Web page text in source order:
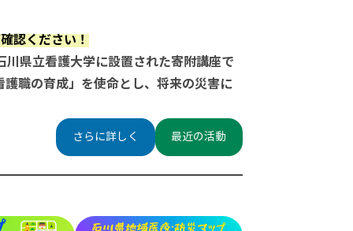
認ください！
県立看護大学に設置された寄附講座で
職の育成」を使命とし、将来の災害に
さらに詳しく 最近の活動